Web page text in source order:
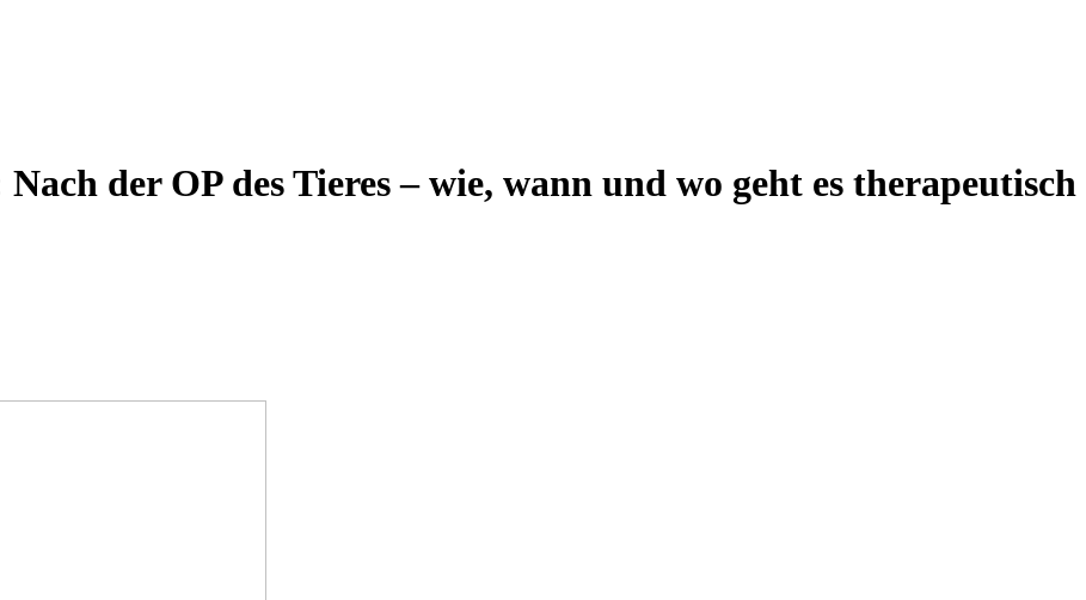
der OP des Tieres – wie, wann und wo geht es therapeutisch